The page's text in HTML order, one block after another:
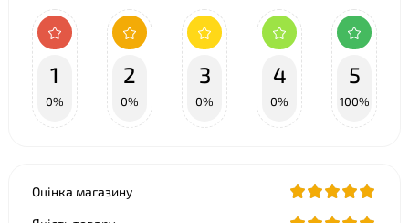
1
0%
2
0%
3
0%
4
0%
5
100%
Оцінка магазину